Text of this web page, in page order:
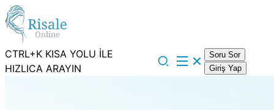
CTRL+K KISA YOLU İLE
HIZLICA ARAYIN
Soru Sor
Giriş Yap